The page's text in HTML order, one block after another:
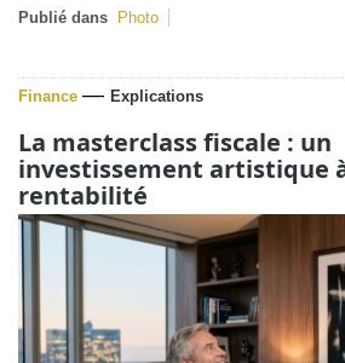
Publié dans Photo
Finance — Explications
La masterclass fiscale : un
investissement artistique
rentabilité